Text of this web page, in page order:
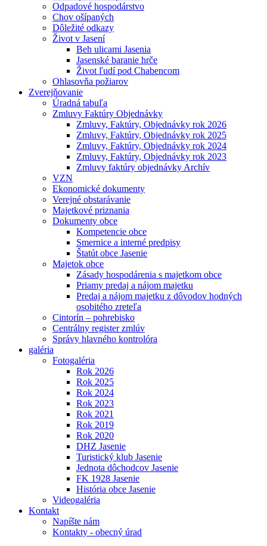
Odpadové hospodárstvo
Chov ošípaných
Dôležité odkazy
Život v Jasení
Beh ulicami Jasenia
Jasenské baranie hrče
Život ľudí pod Chabencom
Ohlasovňa požiarov
Zverejňovanie
Úradná tabuľa
Zmluvy Faktúry Objednávky
Zmluvy, Faktúry, Objednávky rok 2026
Zmluvy, Faktúry, Objednávky rok 2025
Zmluvy, Faktúry, Objednávky rok 2024
Zmluvy, Faktúry, Objednávky rok 2023
Zmluvy faktúry objednávky Archív
VZN
Ekonomické dokumenty
Verejné obstarávanie
Majetkové priznania
Dokumenty obce
Kompetencie obce
Smernice a interné predpisy
Štatút obce Jasenie
Majetok obce
Zásady hospodárenia s majetkom obce
Priamy predaj a nájom majetku
Predaj a nájom majetku z dôvodov hodných
osobitého zreteľa
Cintorín – pohrebisko
Centrálny register zmlúv
Správy hlavného kontrolóra
galéria
Fotogaléria
Rok 2026
Rok 2025
Rok 2024
Rok 2023
Rok 2021
Rok 2019
Rok 2020
DHZ Jasenie
Turistický klub Jasenie
Jednota dôchodcov Jasenie
FK 1928 Jasenie
História obce Jasenie
Videogaléria
Kontakt
Napíšte nám
Kontakty - obecný úrad